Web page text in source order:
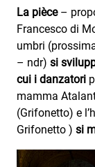
News
Musica
Cultura
Extra
La pièce–
Francesco di
umbri
– ndr) si
cui i danzatori
mamma
(Grifonetto) e
Grifonetto ) si